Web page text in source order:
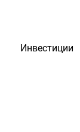
Инвестиции